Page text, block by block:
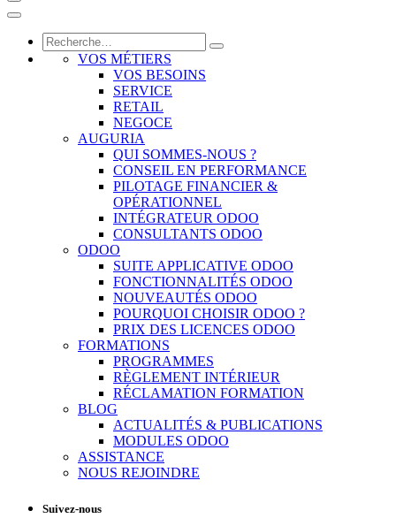
VOS MÉTIERS
VOS BESOINS
SERVICE
RETAIL
NEGOCE
AUGURIA
QUI SOMMES-NOUS ?
CONSEIL EN PERFORMANCE
PILOTAGE FINANCIER &
OPÉRATIONNEL
INTÉGRATEUR ODOO
CONSULTANTS ODOO
ODOO
SUITE APPLICATIVE ODOO
FONCTIONNALITÉS ODOO
NOUVEAUTÉS ODOO
POURQUOI CHOISIR ODOO ?
PRIX DES LICENCES ODOO
FORMATIONS
PROGRAMMES
RÈGLEMENT INTÉRIEUR
RÉCLAMATION FORMATION
BLOG
ACTUALITÉS & PUBLICATIONS
MODULES ODOO
ASSISTANCE
NOUS REJOINDRE
Suivez-nous